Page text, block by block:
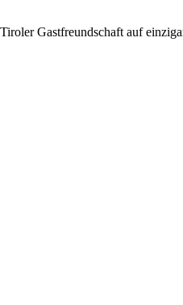
Gastfreundschaft auf